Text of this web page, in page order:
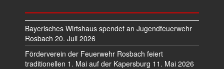
Bayerisches Wirtshaus spendet an Jugendfeuerwehr
Rosbach 20. Juli 2026
Förderverein der Feuerwehr Rosbach feiert
traditionellen 1. Mai auf der Kapersburg 11. Mai 2026